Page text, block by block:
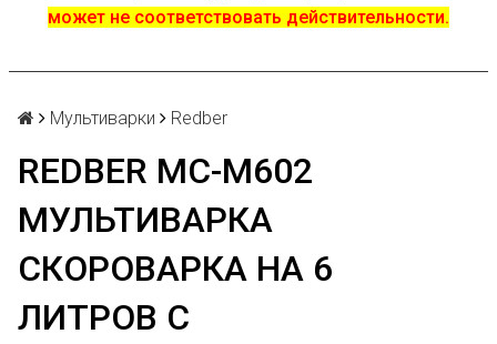
может не соответствовать действительности.
Мультиварки Redber
REDBER MC-M602
МУЛЬТИВАРКА
СКОРОВАРКА НА 6
ЛИТРОВ С